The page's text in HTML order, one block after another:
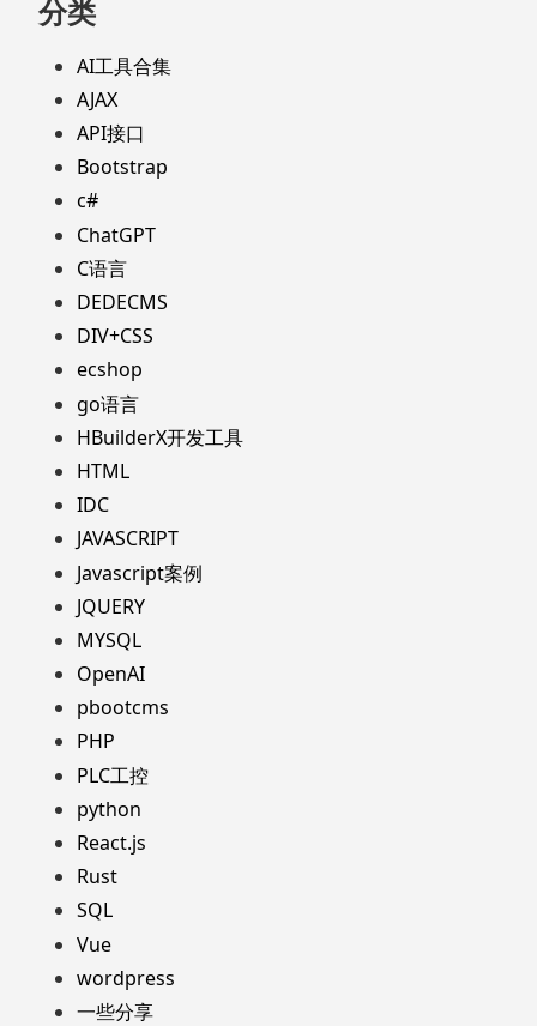
分类
AI工具合集
AJAX
API接口
Bootstrap
c#
ChatGPT
C语言
DEDECMS
DIV+CSS
ecshop
go语言
HBuilderX开发工具
HTML
IDC
JAVASCRIPT
Javascript案例
JQUERY
MYSQL
OpenAI
pbootcms
PHP
PLC工控
python
React.js
Rust
SQL
Vue
wordpress
一些分享